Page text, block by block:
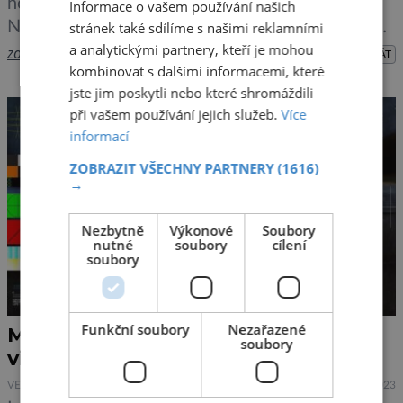
ho odděluje 400 km široký Mosambický průliv.
Nález dávných jeskynních maleb naznačuje, že
zde zřejmě docházelo k mísení vlivu afrických i
asijských kultur. Madagaskar je největším
africkým ostrovem a čtvrtým největším ostrovem
světa. Jeho flóra a fauna je z 90 % endemická.
Poprvé […]
zobrazit více >> PŘEHRÁT
Modul Psyche zabodoval s kočičím
videem!
VESMÍR 25.12.2023
Informace o vašem používání našich
stránek také sdílíme s našimi reklamními
a analytickými partnery, kteří je mohou
kombinovat s dalšími informacemi, které
jste jim poskytli nebo které shromáždili
při vašem používání jejich služeb.Více
informací
ZOBRAZIT VŠECHNY PARTNERY(1616)
→
Nezbytně
nutné
soubory
Výkonové
soubory
Soubory
cílení
Funkční soubory
Nezařazené
soubory